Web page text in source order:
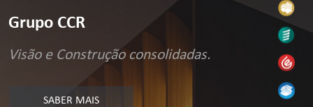
Grupo CCR
Visão e Construção consolidadas.
SABER MAIS